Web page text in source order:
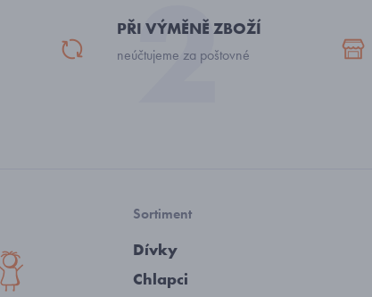
PŘI VÝMĚNĚ ZBOŽÍ
neúčtujeme za poštovné
Sortiment
Dívky
Chlapci